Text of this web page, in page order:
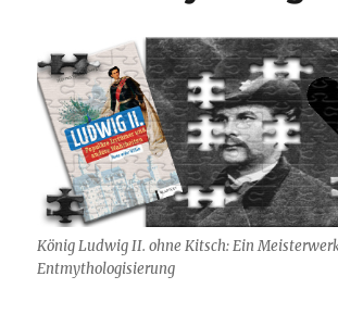
König Ludwig II. ohne Kitsch: Ein
Entmythologisierung